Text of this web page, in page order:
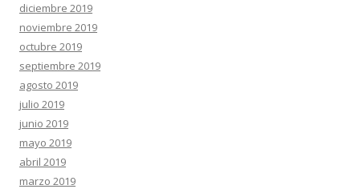
diciembre 2019
noviembre 2019
octubre 2019
septiembre 2019
agosto 2019
julio 2019
junio 2019
mayo 2019
abril 2019
marzo 2019